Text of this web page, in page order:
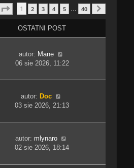
Strona 1Z 40
1 2 3 4 5 … 40
OSTATNI POST
autor: Mane
06 sie 2026, 11:22
autor: Doc
03 sie 2026, 21:13
autor: mlynaro
02 sie 2026, 18:14